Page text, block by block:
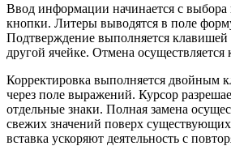
Ввод информации начинается с выбора
кнопки. Литеры выводятся в поле
Подтверждение выполняется
другой ячейке. Отмена осуществляется
Корректировка выполняется двойным
через поле выражений. Курсор
отдельные знаки. Полная замена
свежих значений поверх
вставка ускоряют деятельность с